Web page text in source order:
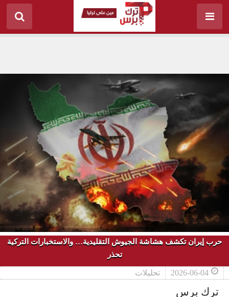
حرب إيران تكشف هشاشة الجيوش التقليدية… والاستخبارات التركية
تحذر
2026-06-04 تحليلات
ترك برس